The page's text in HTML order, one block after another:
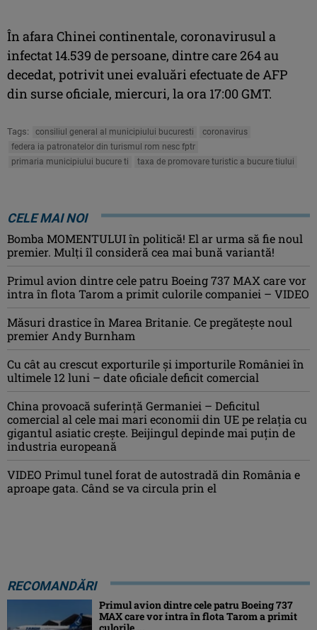
În afara Chinei continentale, coronavirusul a
infectat 14.539 de persoane, dintre care 264 au
decedat, potrivit unei evaluări efectuate de AFP
din surse oficiale, miercuri, la ora 17:00 GMT.
Tags: consiliul general al municipiului bucuresti
coronavirus
federa ia patronatelor din turismul rom nesc fptr
primaria municipiului bucure ti
taxa de promovare turistic a bucure tiului
CELE MAI NOI
Bomba MOMENTULUI în politică! El ar urma să fie noul
premier. Mulți îl consideră cea mai bună variantă!
Primul avion dintre cele patru Boeing 737 MAX care vor
intra în flota Tarom a primit culorile companiei – VIDEO
Măsuri drastice în Marea Britanie. Ce pregăteşte noul
premier Andy Burnham
Cu cât au crescut exporturile şi importurile României în
ultimele 12 luni – date oficiale deficit comercial
China provoacă suferinţă Germaniei – Deficitul
comercial al cele mai mari economii din UE pe relaţia cu
gigantul asiatic creşte. Beijingul depinde mai puţin de
industria europeană
VIDEO Primul tunel forat de autostradă din România e
aproape gata. Când se va circula prin el
RECOMANDĂRI
Primul avion dintre cele patru Boeing 737
MAX care vor intra în flota Tarom a primit